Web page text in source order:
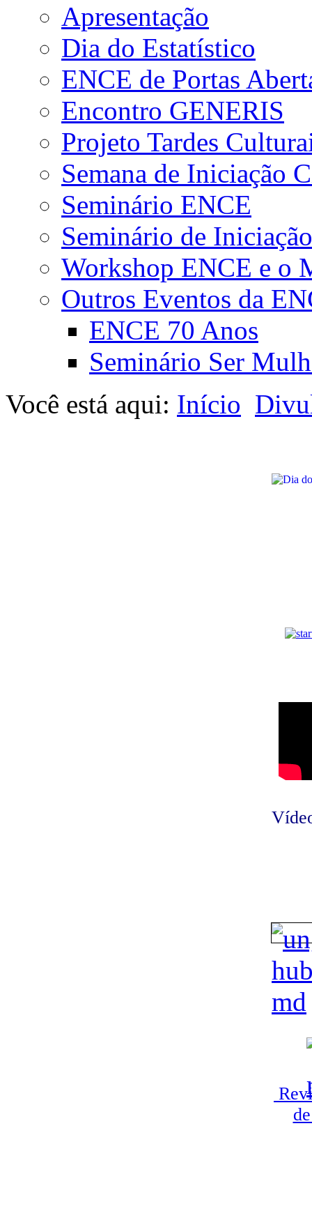
Apresentação
Dia do Estatístico
ENCE de Portas
Encontro GENERIS
Projeto Tardes
Semana de Iniciação
Seminário ENCE
Seminário de
Workshop ENCE e o
Outros Eventos da
ENCE 70 Anos
Seminário Ser
Você está aqui: Início